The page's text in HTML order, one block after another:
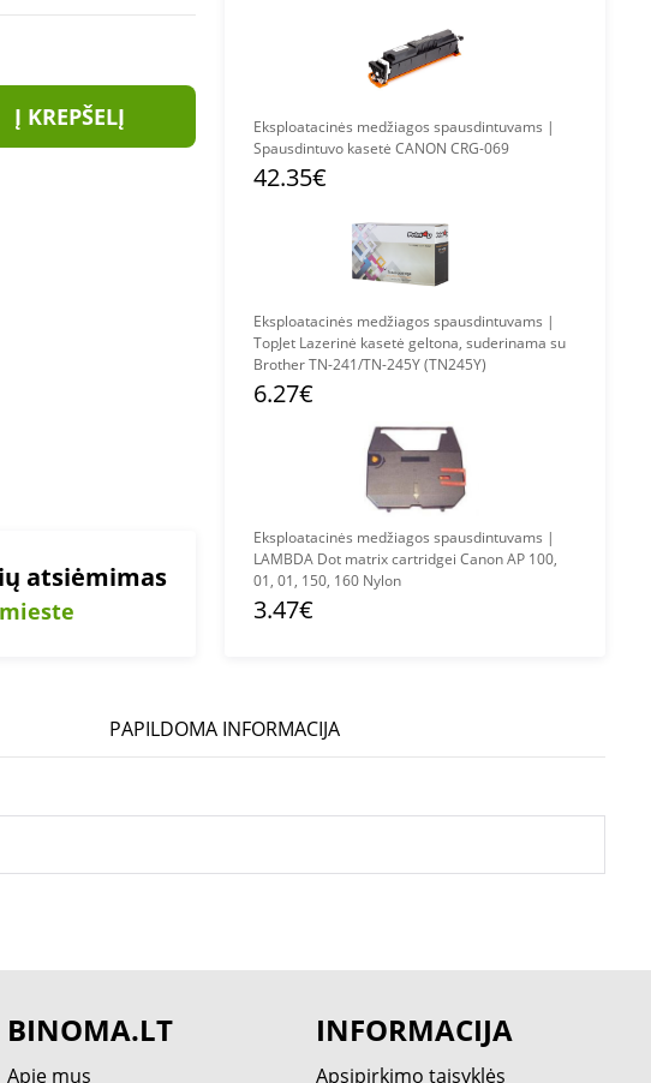
Į KREPŠELĮ
atsiėmimas
Eksploatacinės medžiagos spausdintuvams |
Spausdintuvo kasetė CANON CRG-069
42.35€
Eksploatacinės medžiagos spausdintuvams |
TopJet Lazerinė kasetė geltona, suderinama su
Brother TN-241/TN-245Y (TN245Y)
6.27€
Eksploatacinės medžiagos spausdintuvams |
LAMBDA Dot matrix cartridgei Canon AP 100,
01, 01, 150, 160 Nylon
3.47€
PAPILDOMA INFORMACIJA
BINOMA.LT
Apie mus
INFORMACIJA
Apsipirkimo taisyklės